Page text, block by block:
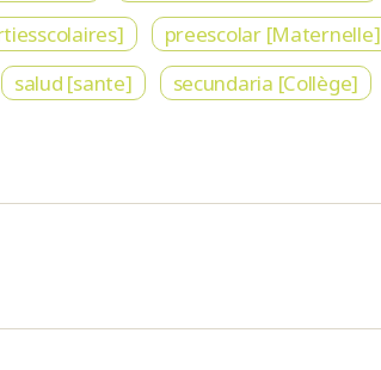
preescolar [Maternelle]
salud [sante] secundaria [Collège]